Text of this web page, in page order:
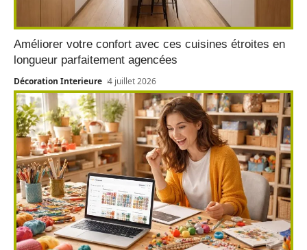
Améliorer votre confort avec ces cuisines étroites en
longueur parfaitement agencées
Décoration Interieure 4 juillet 2026